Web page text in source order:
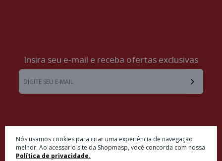
Nós usamos cookies para criar uma experiência de navegação
melhor. Ao acessar o site da Shopmasp, você concorda com nossa
Política de privacidade.
Insira seu e-mail e receba ofertas exclusivas